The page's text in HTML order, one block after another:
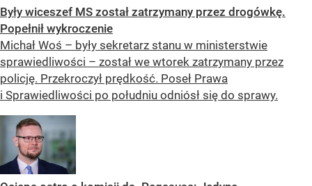
Były wiceszef MS został zatrzymany przez drogówkę.
Popełnił wykroczenie
Michał Woś – były sekretarz stanu w ministerstwie
sprawiedliwości – został we wtorek zatrzymany przez
policję. Przekroczył prędkość. Poseł Prawa
i Sprawiedliwości po południu odniósł się do sprawy.